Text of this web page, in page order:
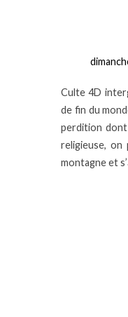
Culte 4D
de fin du
perdition dont
religieuse,
montagne et